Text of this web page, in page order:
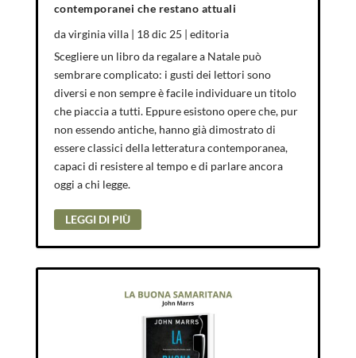
contemporanei che restano attuali
davirginia villa| 18 dic 25 | editoria
Scegliere un libro da regalare a Natale può
sembrare complicato: i gusti dei lettori sono
diversi e non sempre è facile individuare un titolo
che piaccia a tutti. Eppure esistono opere che, pur
non essendo antiche, hanno già dimostrato di
essere classici della letteratura contemporanea,
capaci di resistere al tempo e di parlare ancora
oggi a chi legge.
LEGGI DI PIÙ